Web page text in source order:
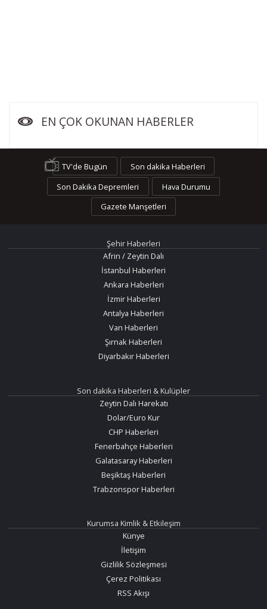
EN ÇOK OKUNAN HABERLER
TV'de Bugün
Son dakika Haberleri
Son Dakika Depremleri
Hava Durumu
Gazete Manşetleri
Şehir Haberleri
Afrin / Zeytin Dalı
İstanbul Haberleri
Ankara Haberleri
İzmir Haberleri
Antalya Haberleri
Van Haberleri
Şırnak Haberleri
Diyarbakır Haberleri
Son dakika Haberleri & Kulüpler
Zeytin Dalı Harekatı
Dolar/Euro Kur
CHP Haberleri
Fenerbahçe Haberleri
Galatasaray Haberleri
Beşiktaş Haberleri
Trabzonspor Haberleri
Kurumsa Kimlik & Etkileşim
Künye
İletişim
Gizlilik Sözleşmesi
Çerez Politikası
RSS Akışı